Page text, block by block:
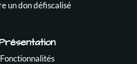
un don défiscalisé
Fonctionnalités